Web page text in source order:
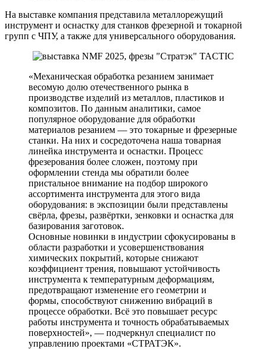
На выставке компания представила металлорежущий
инструмент и оснастку для станков фрезерной и токарной
групп с ЧПУ, а также для универсального оборудования.
«Механическая обработка резанием занимает
весомую долю отечественного рынка в
производстве изделий из металлов, пластиков и
композитов. По данным аналитики, самое
популярное оборудование для обработки
материалов резанием — это токарные и фрезерные
станки. На них и сосредоточена наша товарная
линейка инструмента и оснастки. Процесс
фрезерования более сложен, поэтому при
оформлении стенда мы обратили более
пристальное внимание на подбор широкого
ассортимента инструмента для этого вида
оборудования: в экспозиции были представлены
свёрла, фрезы, развёртки, зенковки и оснастка для
базирования заготовок.
Основные новинки в индустрии сфокусированы в
области разработки и усовершенствования
химических покрытий, которые снижают
коэффициент трения, повышают устойчивость
инструмента к температурным деформациям,
предотвращают изменение его геометрии и
формы, способствуют снижению вибраций в
процессе обработки. Всё это повышает ресурс
работы инструмента и точность обрабатываемых
поверхностей», — подчеркнул специалист по
управлению проектами «СТРАТЭК».